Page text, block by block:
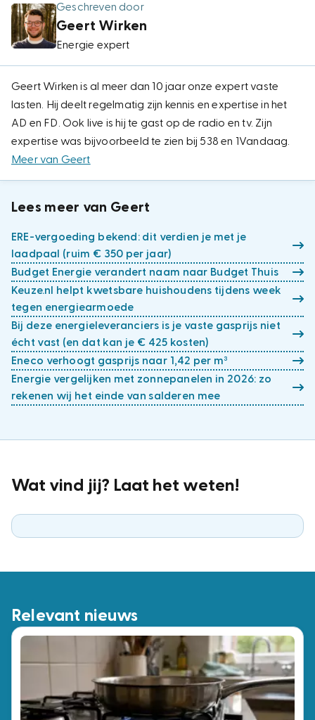
Geschreven door
Geert Wirken
Energie expert
Geert Wirken is al meer dan 10 jaar onze expert vaste
lasten. Hij deelt regelmatig zijn kennis en expertise in het
AD en FD. Ook live is hij te gast op de radio en tv. Zijn
expertise was bijvoorbeeld te zien bij 538 en 1Vandaag.
Meer van Geert
Lees meer van Geert
ERE-vergoeding bekend: dit verdien je met je
laadpaal (ruim € 350 per jaar)
Budget Energie verandert naam naar Budget Thuis
Keuze.nl helpt kwetsbare huishoudens tijdens week
tegen energiearmoede
Bij deze energieleveranciers is je vaste gasprijs niet
écht vast (en dat kan je € 425 kosten)
Eneco verhoogt gasprijs naar 1,42 per m³
Energie vergelijken met zonnepanelen in 2026: zo
rekenen wij het einde van salderen mee
Wat vind jij? Laat het weten!
Relevant nieuws